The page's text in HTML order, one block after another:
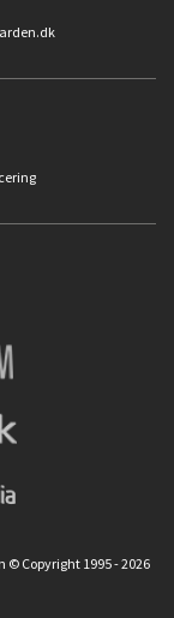
Copyright 1995 - 2026